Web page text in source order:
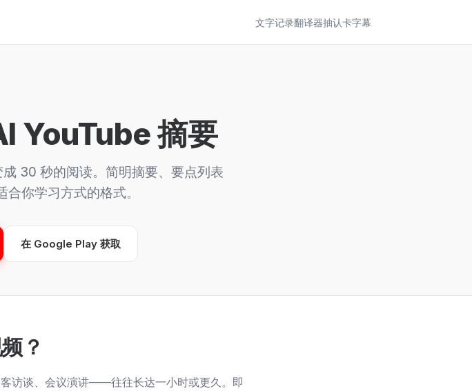
文字记录翻译器抽认卡字幕
YouTube 摘要
30 秒的阅读。简明摘要、要点列表
你学习方式的格式。
在 Google Play 获取
？
访谈、会议演讲——往往长达一小时或更久。即